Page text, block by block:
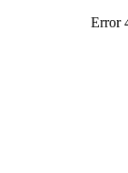
Error